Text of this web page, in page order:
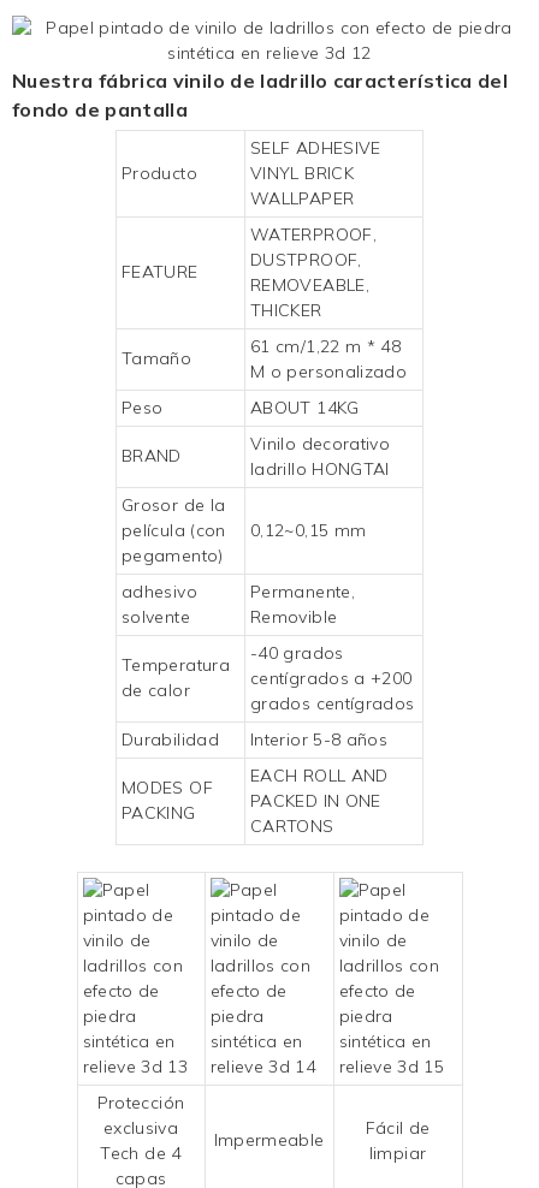
Nuestra fábrica vinilo de ladrillo característica del
fondo de pantalla
Producto
SELF ADHESIVE
VINYL BRICK
WALLPAPER
FEATURE
WATERPROOF,
DUSTPROOF,
REMOVEABLE,
THICKER
Tamaño
61 cm/1,22 m * 48
M o personalizado
Peso
ABOUT 14KG
BRAND
Vinilo decorativo
ladrillo HONGTAI
Grosor de la
película (con
pegamento)
0,12~0,15 mm
adhesivo
solvente
Permanente,
Removible
Temperatura
de calor
-40 grados
centígrados a +200
grados centígrados
Durabilidad
Interior 5-8 años
MODES OF
PACKING
EACH ROLL AND
PACKED IN ONE
CARTONS
Protección
exclusiva
Tech de 4
capas
Impermeable
Fácil de
limpiar